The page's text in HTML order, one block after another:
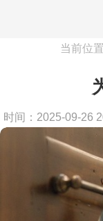
当前位置
时间：2025-09-26